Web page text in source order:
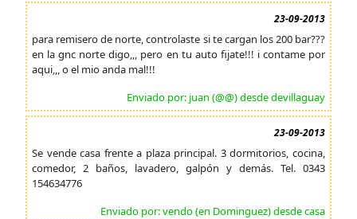
23-09-2013
para remisero de norte, controlaste si te cargan los 200 bar???
en la gnc norte digo,,, pero en tu auto fijate!!! i contame por
aqui,,, o el mio anda mal!!!
Enviado por: juan (@@) desde devillaguay
23-09-2013
Se vende casa frente a plaza principal. 3 dormitorios, cocina,
comedor, 2 baños, lavadero, galpón y demás. Tel. 0343
154634776
Enviado por: vendo (en Dominguez) desde casa